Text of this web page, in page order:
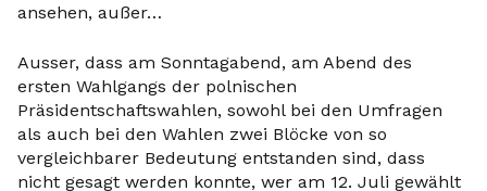
ansehen, außer…
Ausser, dass am Sonntagabend, am Abend des
ersten Wahlgangs der polnischen
Präsidentschaftswahlen, sowohl bei den Umfragen
als auch bei den Wahlen zwei Blöcke von so
vergleichbarer Bedeutung entstanden sind, dass
nicht gesagt werden konnte, wer am 12. Juli gewählt